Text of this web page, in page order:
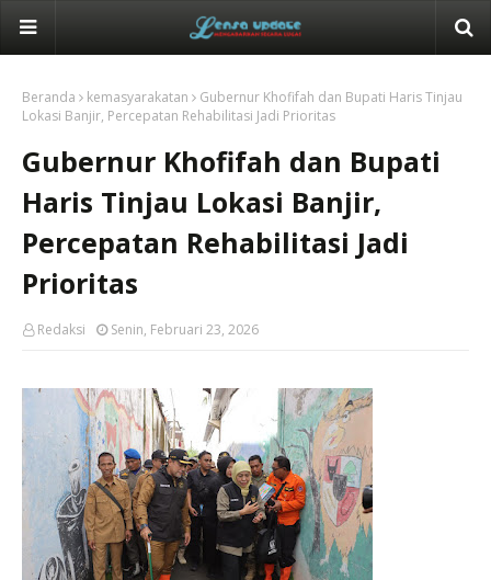
Beranda kemasyarakatan
Gubernur Khofifah dan Bupati Haris Tinjau
Lokasi Banjir, Percepatan Rehabilitasi Jadi Prioritas
Gubernur Khofifah dan Bupati
Haris Tinjau Lokasi Banjir,
Percepatan Rehabilitasi Jadi
Prioritas
Redaksi Senin, Februari 23, 2026